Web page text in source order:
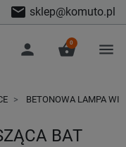
mail sklep@komuto.pl
person shopping_basket
0 menu
BETONOWA LAMPA
BAT